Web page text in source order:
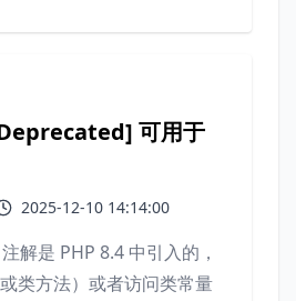
可用于
2025-12-10 14:14:00
解是 PHP 8.4 中引入的，
类方法）或者访问类常量